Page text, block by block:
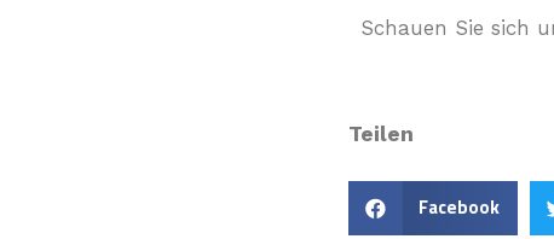
Schauen Sie sich
Teilen
Facebook